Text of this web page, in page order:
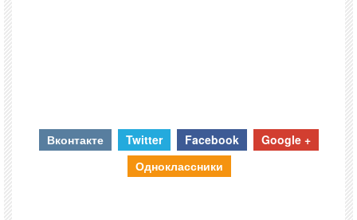
Вконтакте Twitter Facebook
Google +
Одноклассники